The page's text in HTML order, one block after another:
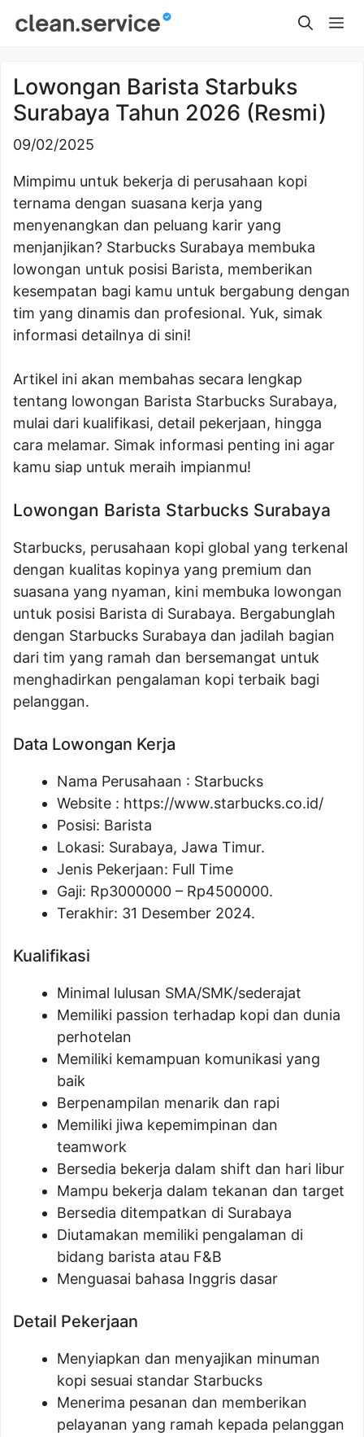
Lowongan Barista Starbuks
Surabaya Tahun 2026 (Resmi)
09/02/2025
Mimpimu untuk bekerja di perusahaan kopi
ternama dengan suasana kerja yang
menyenangkan dan peluang karir yang
menjanjikan? Starbucks Surabaya membuka
lowongan untuk posisi Barista, memberikan
kesempatan bagi kamu untuk bergabung dengan
tim yang dinamis dan profesional. Yuk, simak
informasi detailnya di sini!
Artikel ini akan membahas secara lengkap
tentang lowongan Barista Starbucks Surabaya,
mulai dari kualifikasi, detail pekerjaan, hingga
cara melamar. Simak informasi penting ini agar
kamu siap untuk meraih impianmu!
Lowongan Barista Starbucks Surabaya
Starbucks, perusahaan kopi global yang terkenal
dengan kualitas kopinya yang premium dan
suasana yang nyaman, kini membuka lowongan
untuk posisi Barista di Surabaya. Bergabunglah
dengan Starbucks Surabaya dan jadilah bagian
dari tim yang ramah dan bersemangat untuk
menghadirkan pengalaman kopi terbaik bagi
pelanggan.
Data Lowongan Kerja
Nama Perusahaan : Starbucks
Website : https://www.starbucks.co.id/
Posisi: Barista
Lokasi: Surabaya, Jawa Timur.
Jenis Pekerjaan: Full Time
Gaji: Rp3000000 – Rp4500000.
Terakhir: 31 Desember 2024.
Kualifikasi
Minimal lulusan SMA/SMK/sederajat
Memiliki passion terhadap kopi dan dunia
perhotelan
Memiliki kemampuan komunikasi yang
baik
Berpenampilan menarik dan rapi
Memiliki jiwa kepemimpinan dan
teamwork
Bersedia bekerja dalam shift dan hari libur
Mampu bekerja dalam tekanan dan target
Bersedia ditempatkan di Surabaya
Diutamakan memiliki pengalaman di
bidang barista atau F&B
Menguasai bahasa Inggris dasar
Detail Pekerjaan
Menyiapkan dan menyajikan minuman
kopi sesuai standar Starbucks
Menerima pesanan dan memberikan
pelayanan yang ramah kepada pelanggan